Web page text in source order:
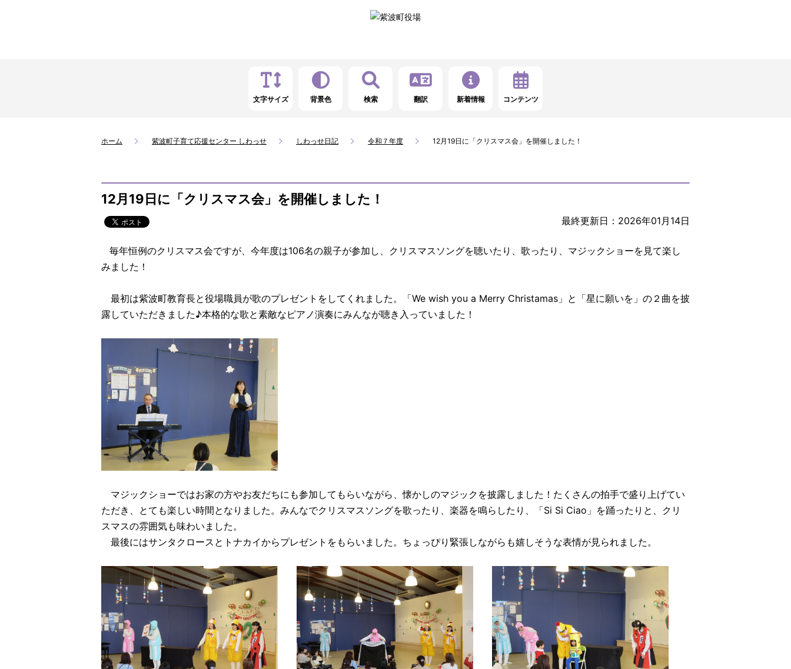
文字サイズ 背景色 検索 翻訳 新着情報 コンテンツ
ホーム 紫波町子育て応援センター しわっせ しわっせ日記 令和７年度 12月19日に「クリスマス会」を開催しました！
12月19日に「クリスマス会」を開催しました！
最終更新日：2026年01月14日
毎年恒例のクリスマス会ですが、今年度は106名の親子が参加し、クリスマスソングを聴いたり、歌ったり、マジックショーを見て楽し
みました！
最初は紫波町教育長と役場職員が歌のプレゼントをしてくれました。「We wish you a Merry Christamas」と「星に願いを」の２曲を披
露していただきました♪本格的な歌と素敵なピアノ演奏にみんなが聴き入っていました！
マジックショーではお家の方やお友だちにも参加してもらいながら、懐かしのマジックを披露しました！たくさんの拍手で盛り上げてい
ただき、とても楽しい時間となりました。みんなでクリスマスソングを歌ったり、楽器を鳴らしたり、「Si Si Ciao」を踊ったりと、クリ
スマスの雰囲気も味わいました。
最後にはサンタクロースとトナカイからプレゼントをもらいました。ちょっぴり緊張しながらも嬉しそうな表情が見られました。